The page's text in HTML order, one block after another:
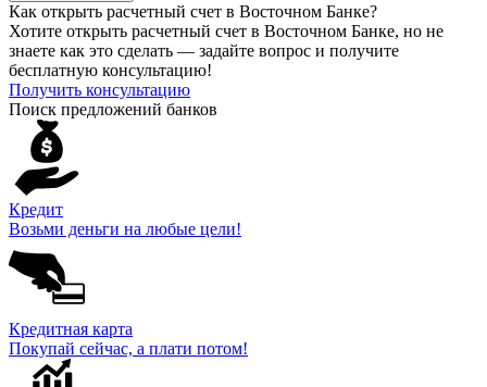
Как открыть расчетный счет в Восточном Банке?
Хотите открыть расчетный счет в Восточном Банке, но не
знаете как это сделать — задайте вопрос и получите
бесплатную консультацию!
Получить консультацию
Поиск предложений банков
Кредит
Возьми деньги на любые цели!
Кредитная карта
Покупай сейчас, а плати потом!